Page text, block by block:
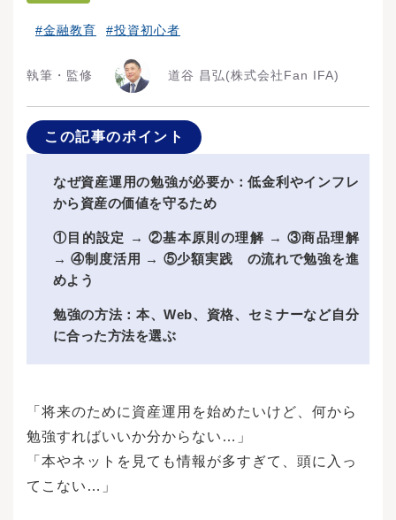
#金融教育 #投資初心者
執筆・監修 道谷 昌弘(株式会社Fan IFA)
この記事のポイント
なぜ資産運用の勉強が必要か：低金利やインフレ
から資産の価値を守るため
①目的設定 → ②基本原則の理解 → ③商品理解
→ ④制度活用 → ⑤少額実践 の流れで勉強を進
めよう
勉強の方法：本、Web、資格、セミナーなど自分
に合った方法を選ぶ
「将来のために資産運用を始めたいけど、何から
勉強すればいいか分からない…」
「本やネットを見ても情報が多すぎて、頭に入っ
てこない…」